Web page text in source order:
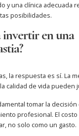
y una clínica adecuada
posibilidades.
invertir en una
la respuesta es sí. La
calidad de vida pueden
tomar la
profesional. El
no solo como un gasto.